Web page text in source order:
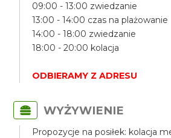
09:00 - 13:00 zwiedzanie
13:00 - 14:00 czas na plażowanie
14:00 - 18:00 zwiedzanie
18:00 - 20:00 kolacja
ODBIERAMY Z ADRESU
WYŻYWIENIE
Propozycje na posiłek: kolacja